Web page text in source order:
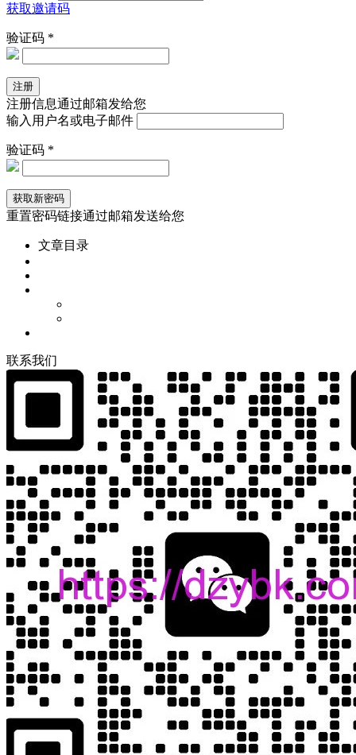
获取邀请码
验证码 *
注册信息通过邮箱发给您
输入用户名或电子邮件
验证码 *
重置密码链接通过邮箱发送给您
文章目录
联系我们